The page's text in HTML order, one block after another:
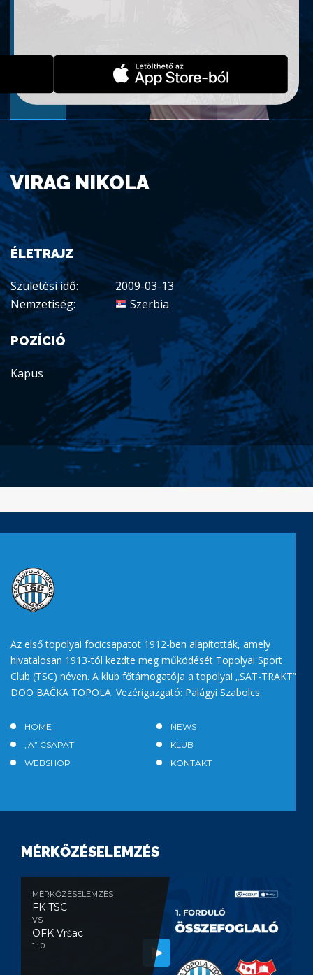
VIRAG NIKOLA
ÉLETRAJZ
Születési idő:
2009-03-13
Nemzetiség:
Szerbia
POZÍCIÓ
Kapus
Az első topolyai focicsapatot 1912-ben alapították, amely
hivatalosan 1913-tól kezdte meg működését Topolyai Sport
Club (TSC) néven. A klub főtámogatója a topolyai „SAT-TRAKT”
DOO BAČKA TOPOLA. Vezérigazgató: Palágyi Szabolcs.
HOME
NEWS
„A” CSAPAT
KLUB
WEBSHOP
KONTAKT
MÉRKŐZÉSELEMZÉS
MÉRKŐZÉSELEMZÉS
FK TSC
VS
OFK Vršac
1 : 0